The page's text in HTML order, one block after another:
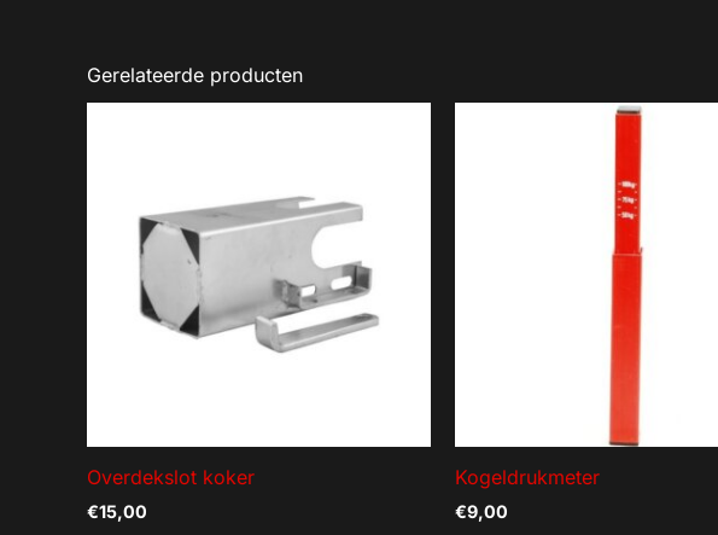
Gerelateerde producten
Overdekslot koker
€15,00
Kogeldrukmeter
€9,00